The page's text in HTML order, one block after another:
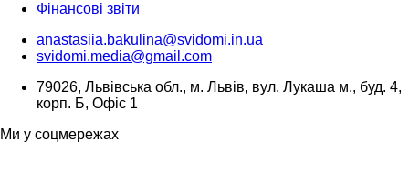
Фінансові звіти
anastasiia.bakulina@svidomi.in.ua
svidomi.media@gmail.com
79026, Львівська обл., м. Львів, вул. Лукаша м., буд. 4,
корп. Б, Офіс 1
Ми у соцмережах